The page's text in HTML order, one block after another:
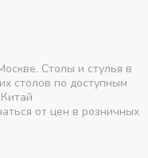
Столы и стулья в
столов по доступным
от цен в розничных